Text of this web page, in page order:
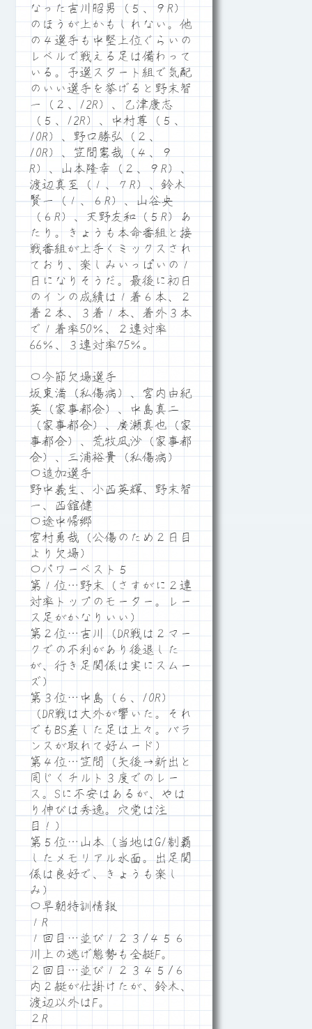
なった吉川昭男（５、９R）
のほうが上かもしれない。他
の４選手も中堅上位ぐらいの
レベルで戦える足は備わって
いる。予選スタート組で気配
のいい選手を挙げると野末智
一（２、12R）、乙津康志
（５、12R）、中村尊（５、
10R）、野口勝弘（２、
10R）、笠間憲哉（４、９
R）、山本隆幸（２、９R）、
渡辺真至（１、７R）、鈴木
賢一（１、６R）、山谷央
（６R）、天野友和（５R）あ
たり。きょうも本命番組と接
戦番組が上手くミックスされ
ており、楽しみいっぱいの１
日になりそうだ。最後に初日
のインの成績は１着６本、２
着２本、３着１本、着外３本
で１着率50％、２連対率
66％、３連対率75％。
〇今節欠場選手
坂東満（私傷病）、宮内由紀
英（家事都合）、中島真二
（家事都合）、廣瀬真也（家
事都合）、荒牧凪沙（家事都
合）、三浦裕貴（私傷病）
〇追加選手
野中義生、小西英輝、野末智
一、西舘健
〇途中帰郷
宮村勇哉（公傷のため２日目
より欠場）
〇パワーベスト５
第１位…野末（さすがに２連
対率トップのモーター。レー
ス足がかなりいい）
第２位…吉川（DR戦は２マー
クでの不利があり後退した
が、行き足関係は実にスムー
ズ）
第３位…中島（６、10R）
（DR戦は大外が響いた。それ
でもBS差した足は上々。バラ
ンスが取れて好ムード）
第４位…笠間（矢後→新出と
同じくチルト３度でのレー
ス。Sに不安はあるが、やは
り伸びは秀逸。穴党は注
目！）
第５位…山本（当地はG1制覇
したメモリアル水面。出足関
係は良好で、きょうも楽し
み）
〇早朝特訓情報
１R
１回目…並び１２３/４５６
川上の逃げ態勢も全艇F。
２回目…並び１２３４５/６
内２艇が仕掛けたが、鈴木、
渡辺以外はF。
２R